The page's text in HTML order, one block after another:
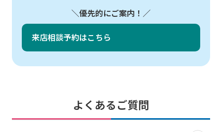
借換対象融資が奨学金であることを確認できる
書類
返済予定表で確認できる場合は不要です。
上記書類以外に追加資料など、ご用意いただく場合がござ
いますのであらかじめご了承ください。
優先的にご案内！
来店相談予約はこちら
よくあるご質問